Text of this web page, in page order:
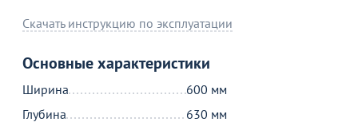
Скачать инструкцию по эксплуатации
Основные характеристики
Ширина
600 мм
Глубина
630 мм